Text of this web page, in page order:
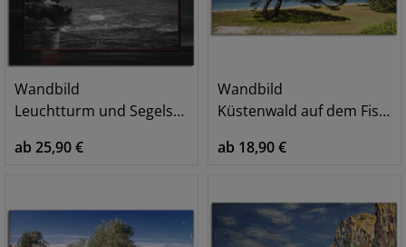
Wandbild
Leuchtturm und Segelschiff im Mondschein
ab 25,90 €
Wandbild
Küstenwald auf dem Fischland-Darß
ab 18,90 €